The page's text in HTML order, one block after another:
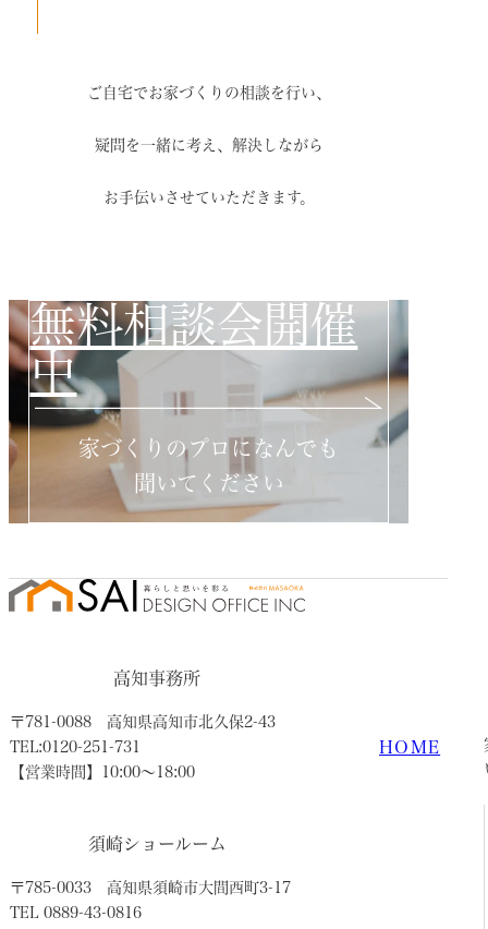
ご自宅でお家づくりの相談を行い、
疑問を一緒に考え、解決しながら
お手伝いさせていただきます。
無料相談会開催
中
家づくりのプロになんでも
聞いてください
高知事務所
〒781-0088 高知県高知市北久保2-43
TEL:0120-251-731
【営業時間】10:00〜18:00
須崎ショールーム
〒785-0033 高知県須崎市大間西町3-17
TEL 0889-43-0816
HOME